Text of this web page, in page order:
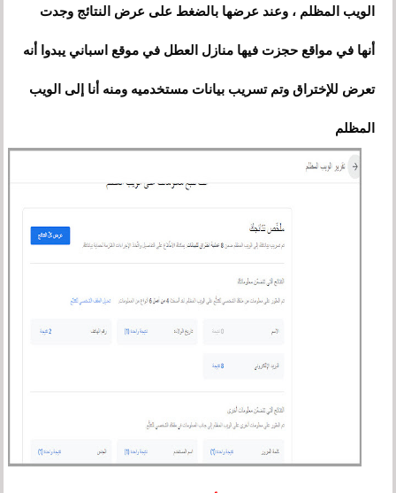
الويب المظلم ، وعند عرضها بالضغط على عرض النتائج وجدت
أنها في مواقع حجزت فيها منازل العطل في موقع اسباني يبدوا أنه
تعرض للإختراق وتم تسريب بيانات مستخدميه ومنه أنا إلى الويب
المظلم